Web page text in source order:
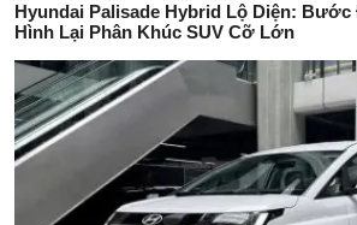
Hyundai Palisade Hybrid Lộ Diện:
Hình Lại Phân Khúc SUV Cỡ Lớn